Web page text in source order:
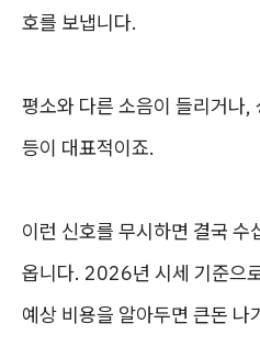
호를 보냅니다.
평소와 다른 소음이 들리거나,
등이 대표적이죠.
이런 신호를 무시하면 결국 수
옵니다. 2026년 시세 기준으
예상 비용을 알아두면 큰돈 나